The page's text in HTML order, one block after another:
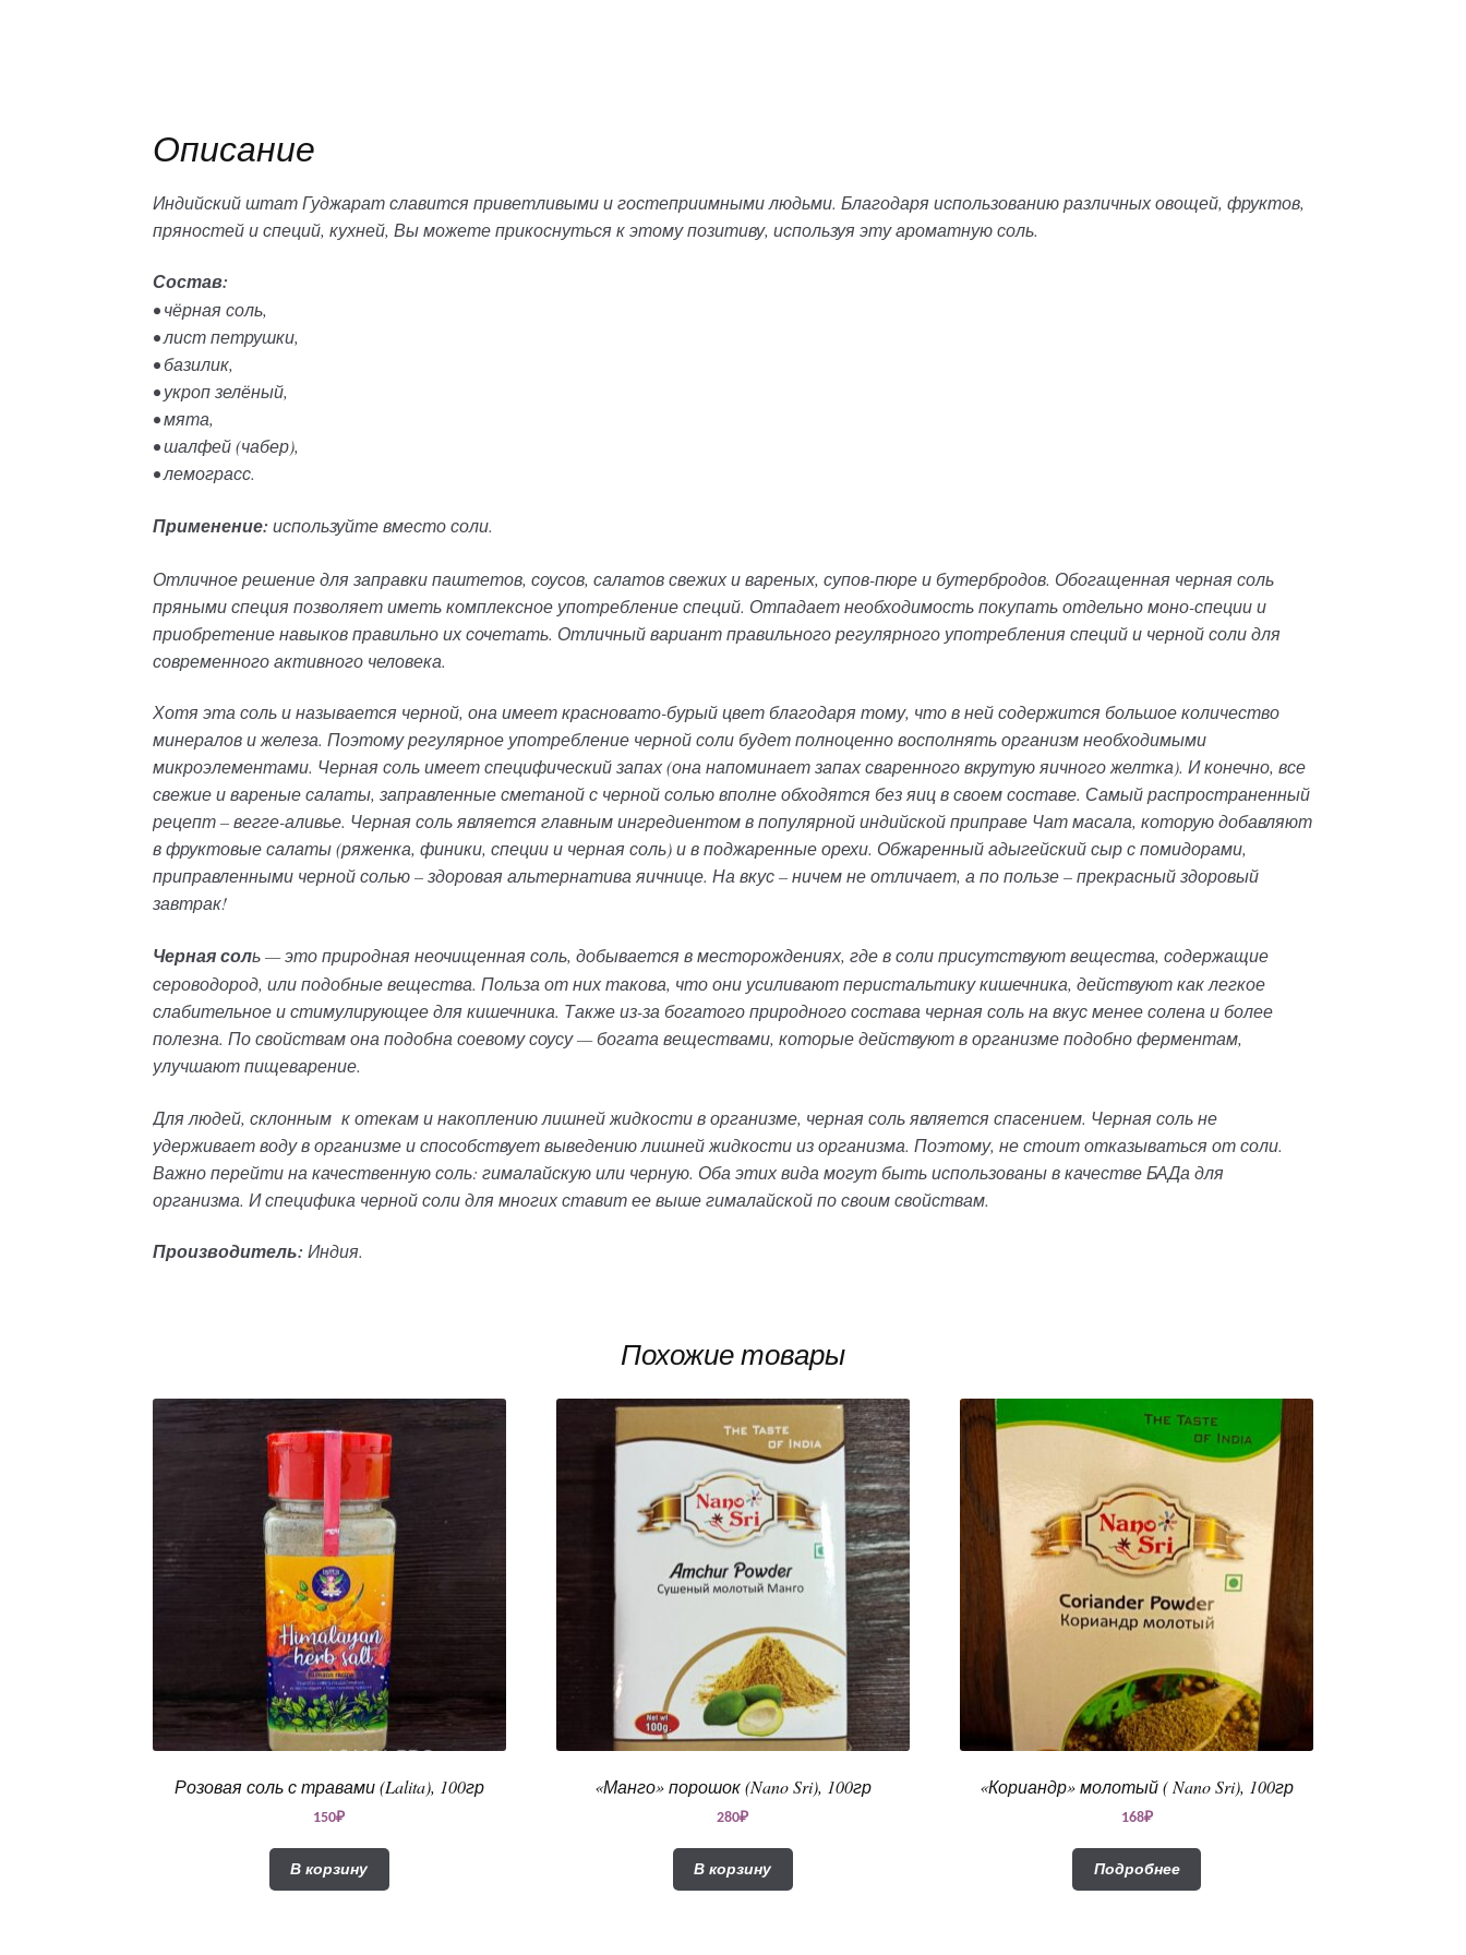
Описание
Индийский штат Гуджарат славится приветливыми и гостеприимными людьми. Благодаря использованию различных овощей, фруктов,
пряностей и специй, кухней, Вы можете прикоснуться к этому позитиву, используя эту ароматную соль.
Состав:
• чёрная соль,
• лист петрушки,
• базилик,
• укроп зелёный,
• мята,
• шалфей (чабер),
• лемограсс.
Применение: используйте вместо соли.
Отличное решение для заправки паштетов, соусов, салатов свежих и вареных, супов-пюре и бутербродов. Обогащенная черная соль
пряными специя позволяет иметь комплексное употребление специй. Отпадает необходимость покупать отдельно моно-специи и
приобретение навыков правильно их сочетать. Отличный вариант правильного регулярного употребления специй и черной соли для
современного активного человека.
Хотя эта соль и называется черной, она имеет красновато-бурый цвет благодаря тому, что в ней содержится большое количество
минералов и железа. Поэтому регулярное употребление черной соли будет полноценно восполнять организм необходимыми
микроэлементами. Черная соль имеет специфический запах (она напоминает запах сваренного вкрутую яичного желтка). И конечно, все
свежие и вареные салаты, заправленные сметаной с черной солью вполне обходятся без яиц в своем составе. Самый распространенный
рецепт – вегге-аливье. Черная соль является главным ингредиентом в популярной индийской приправе Чат масала, которую добавляют
в фруктовые салаты (ряженка, финики, специи и черная соль) и в поджаренные орехи. Обжаренный адыгейский сыр с помидорами,
приправленными черной солью – здоровая альтернатива яичнице. На вкус – ничем не отличает, а по пользе – прекрасный здоровый
завтрак!
Черная соль — это природная неочищенная соль, добывается в месторождениях, где в соли присутствуют вещества, содержащие
сероводород, или подобные вещества. Польза от них такова, что они усиливают перистальтику кишечника, действуют как легкое
слабительное и стимулирующее для кишечника. Также из-за богатого природного состава черная соль на вкус менее солена и более
полезна. По свойствам она подобна соевому соусу — богата веществами, которые действуют в организме подобно ферментам,
улучшают пищеварение.
Для людей, склонным к отекам и накоплению лишней жидкости в организме, черная соль является спасением. Черная соль не
удерживает воду в организме и способствует выведению лишней жидкости из организма. Поэтому, не стоит отказываться от соли.
Важно перейти на качественную соль: гималайскую или черную. Оба этих вида могут быть использованы в качестве БАДа для
организма. И специфика черной соли для многих ставит ее выше гималайской по своим свойствам.
Производитель: Индия.
Похожие товары
Розовая соль с травами (Lalita), 100гр
150₽
В корзину
«Манго» порошок (Nano Sri), 100гр
280₽
В корзину
«Кориандр» молотый ( Nano Sri), 100гр
168₽
Подробнее